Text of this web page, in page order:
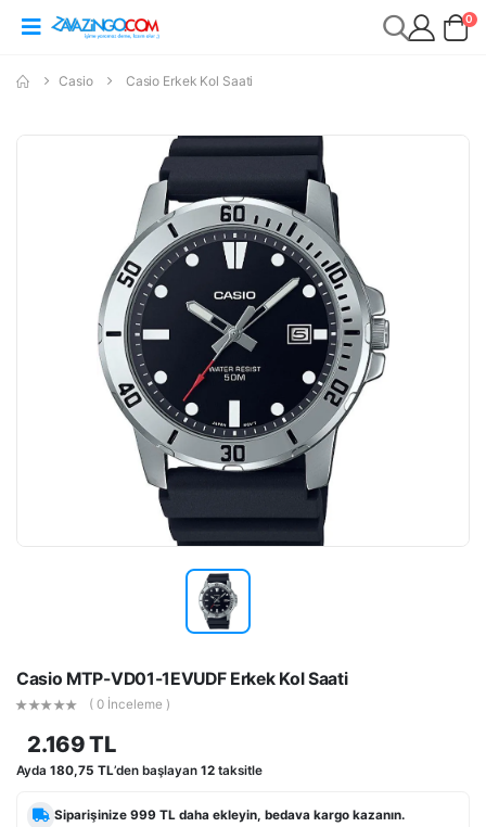
0
Casio Casio Erkek Kol Saati
Casio MTP-VD01-1EVUDF Erkek Kol Saati
( 0 İnceleme )
2.169 TL
Ayda 180,75 TL’den başlayan 12 taksitle
Siparişinize999 TL daha ekleyin, bedava kargo kazanın.